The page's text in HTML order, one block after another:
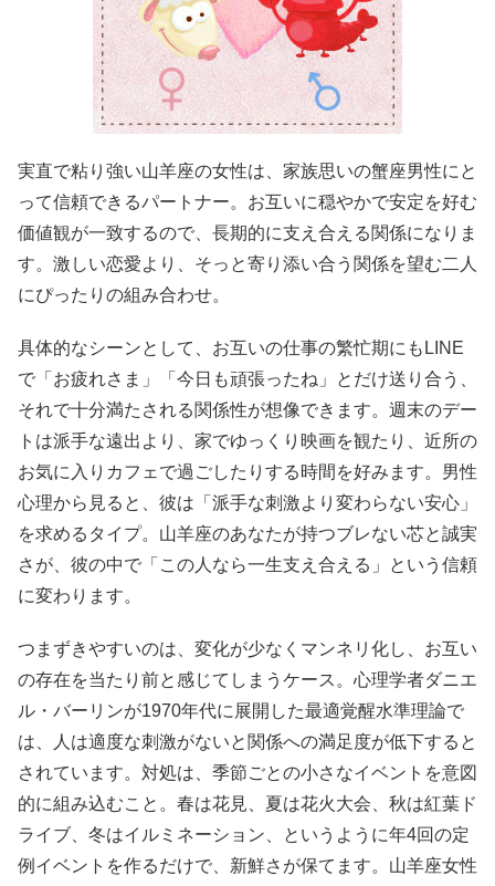
実直で粘り強い山羊座の女性は、家族思いの蟹座男性にと
って信頼できるパートナー。お互いに穏やかで安定を好む
価値観が一致するので、長期的に支え合える関係になりま
す。激しい恋愛より、そっと寄り添い合う関係を望む二人
にぴったりの組み合わせ。
具体的なシーンとして、お互いの仕事の繁忙期にもLINE
で「お疲れさま」「今日も頑張ったね」とだけ送り合う、
それで十分満たされる関係性が想像できます。週末のデー
トは派手な遠出より、家でゆっくり映画を観たり、近所の
お気に入りカフェで過ごしたりする時間を好みます。男性
心理から見ると、彼は「派手な刺激より変わらない安心」
を求めるタイプ。山羊座のあなたが持つブレない芯と誠実
さが、彼の中で「この人なら一生支え合える」という信頼
に変わります。
つまずきやすいのは、変化が少なくマンネリ化し、お互い
の存在を当たり前と感じてしまうケース。心理学者ダニエ
ル・バーリンが1970年代に展開した最適覚醒水準理論で
は、人は適度な刺激がないと関係への満足度が低下すると
されています。対処は、季節ごとの小さなイベントを意図
的に組み込むこと。春は花見、夏は花火大会、秋は紅葉ド
ライブ、冬はイルミネーション、というように年4回の定
例イベントを作るだけで、新鮮さが保てます。山羊座女性